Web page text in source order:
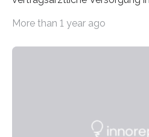
More than 1 year ago